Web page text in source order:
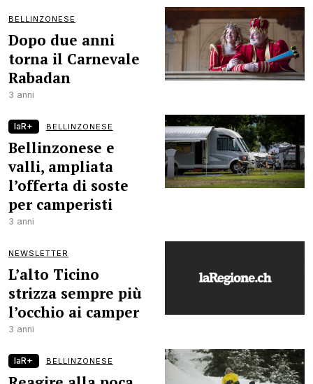
BELLINZONESE
Dopo due anni
torna il Carnevale
Rabadan
3 anni
laR+ BELLINZONESE
Bellinzonese e
valli, ampliata
l’offerta di soste
per camperisti
3 anni
NEWSLETTER
L’alto Ticino
strizza sempre più
l’occhio ai camper
3 anni
laR+ BELLINZONESE